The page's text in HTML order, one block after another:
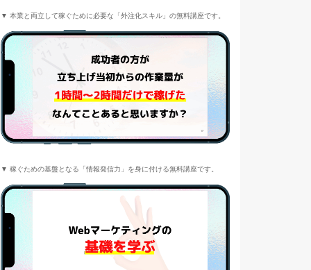
▼ 本業と両立して稼ぐために必要な「外注化スキル」の無料講座です。
▼ 稼ぐための基盤となる「情報発信力」を身に付ける無料講座です。